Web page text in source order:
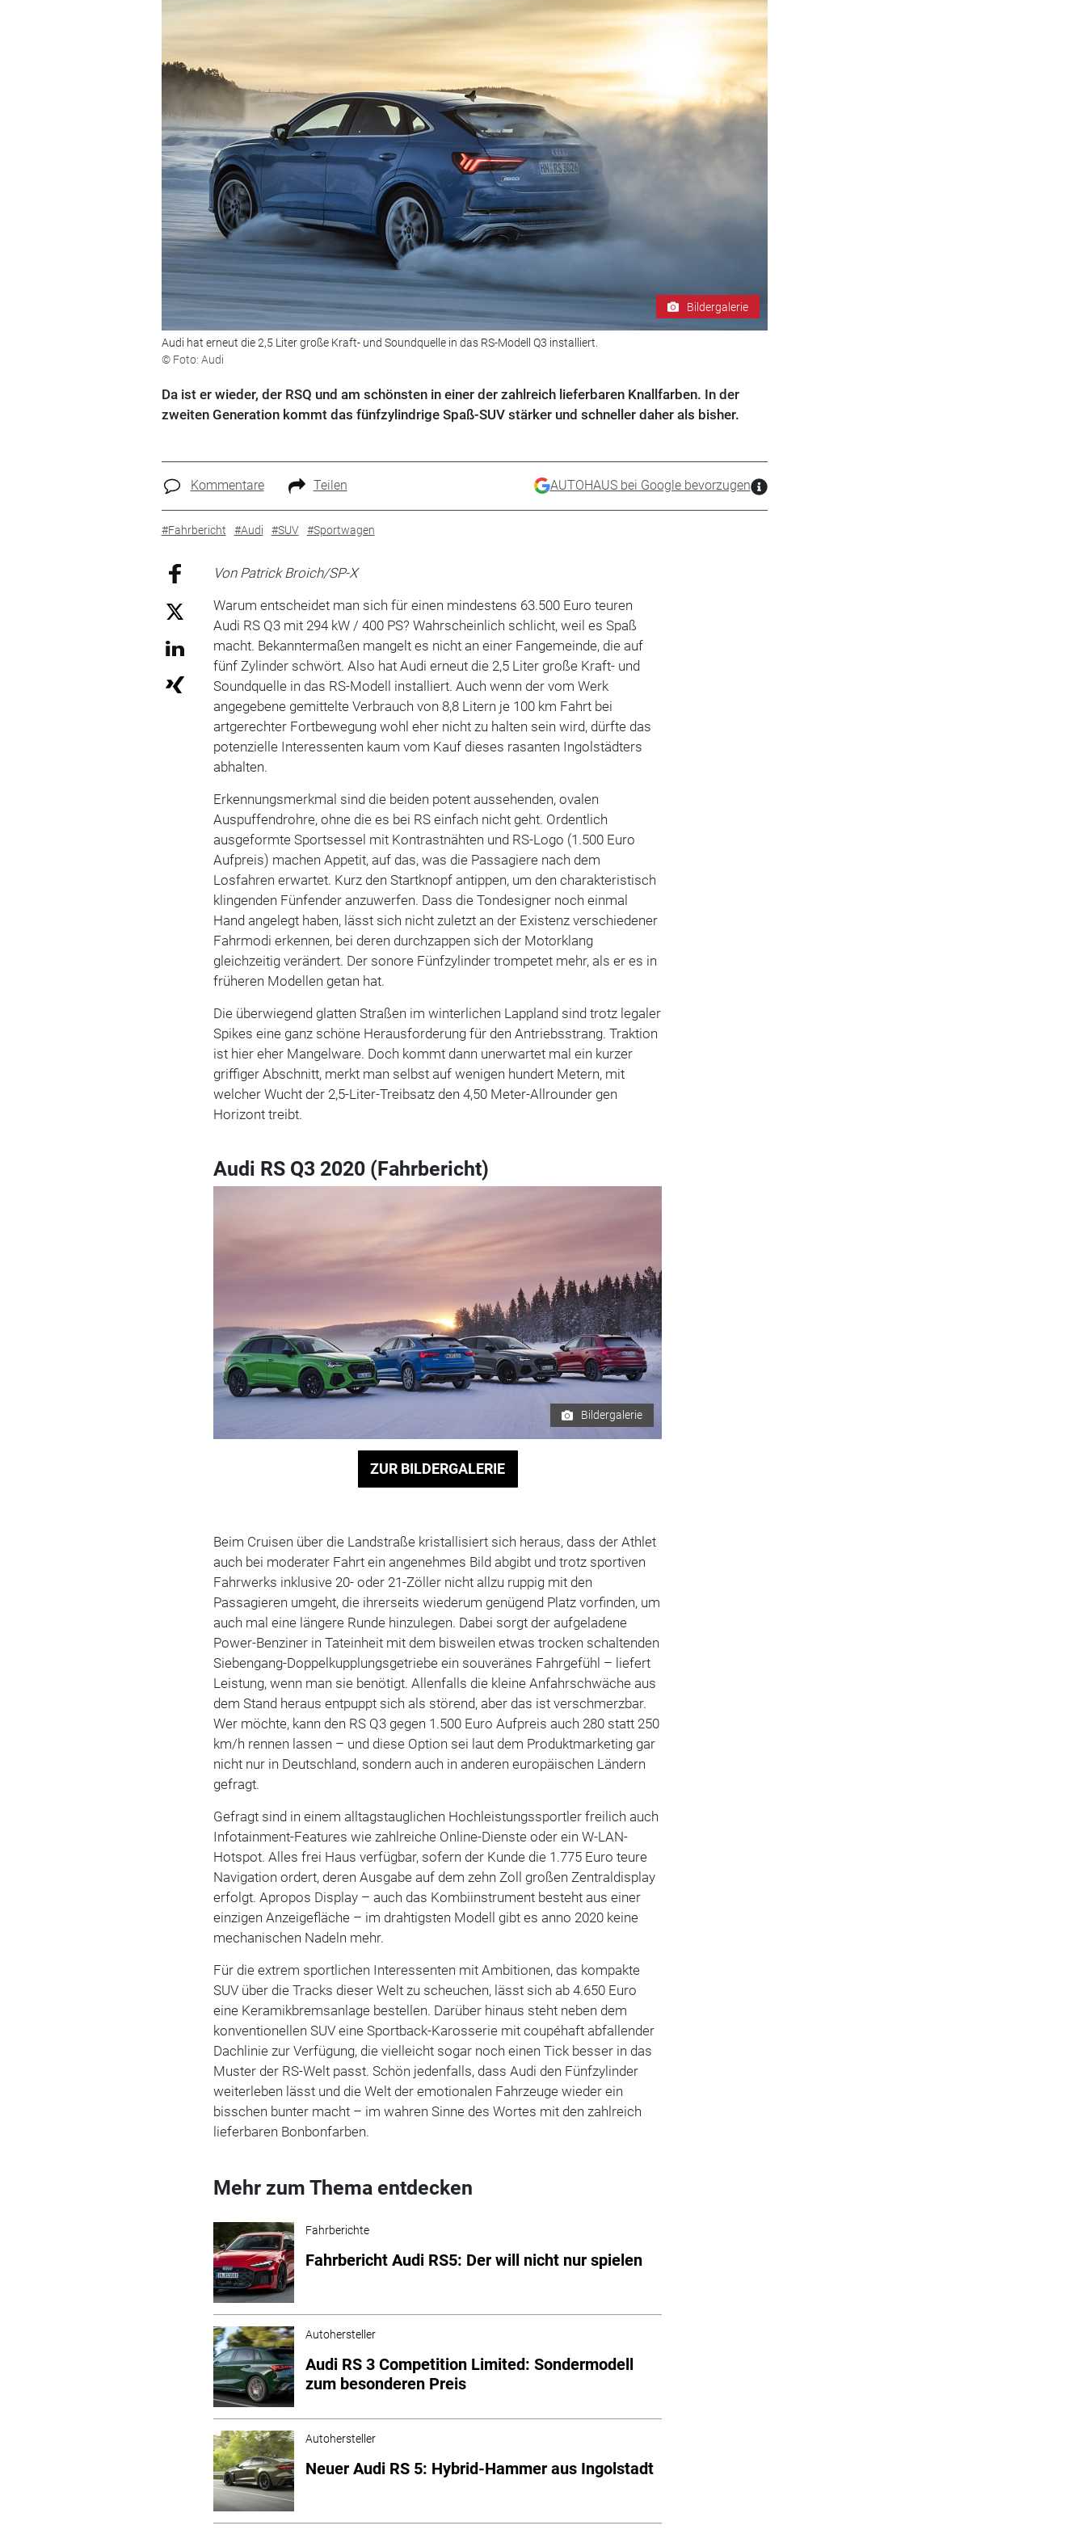
Bildergalerie
Audi hat erneut die 2,5 Liter große Kraft- und Soundquelle in das RS-Modell Q3 installiert.
© Foto: Audi
Da ist er wieder, der RSQ und am schönsten in einer der zahlreich lieferbaren Knallfarben. In der
zweiten Generation kommt das fünfzylindrige Spaß-SUV stärker und schneller daher als bisher.
Kommentare Teilen AUTOHAUS bei Google bevorzugen
#Fahrbericht #Audi #SUV #Sportwagen
Von Patrick Broich/SP-X
Warum entscheidet man sich für einen mindestens 63.500 Euro teuren
Audi RS Q3 mit 294 kW / 400 PS? Wahrscheinlich schlicht, weil es Spaß
macht. Bekanntermaßen mangelt es nicht an einer Fangemeinde, die auf
fünf Zylinder schwört. Also hat Audi erneut die 2,5 Liter große Kraft- und
Soundquelle in das RS-Modell installiert. Auch wenn der vom Werk
angegebene gemittelte Verbrauch von 8,8 Litern je 100 km Fahrt bei
artgerechter Fortbewegung wohl eher nicht zu halten sein wird, dürfte das
potenzielle Interessenten kaum vom Kauf dieses rasanten Ingolstädters
abhalten.
Erkennungsmerkmal sind die beiden potent aussehenden, ovalen
Auspuffendrohre, ohne die es bei RS einfach nicht geht. Ordentlich
ausgeformte Sportsessel mit Kontrastnähten und RS-Logo (1.500 Euro
Aufpreis) machen Appetit, auf das, was die Passagiere nach dem
Losfahren erwartet. Kurz den Startknopf antippen, um den charakteristisch
klingenden Fünfender anzuwerfen. Dass die Tondesigner noch einmal
Hand angelegt haben, lässt sich nicht zuletzt an der Existenz verschiedener
Fahrmodi erkennen, bei deren durchzappen sich der Motorklang
gleichzeitig verändert. Der sonore Fünfzylinder trompetet mehr, als er es in
früheren Modellen getan hat.
Die überwiegend glatten Straßen im winterlichen Lappland sind trotz legaler
Spikes eine ganz schöne Herausforderung für den Antriebsstrang. Traktion
ist hier eher Mangelware. Doch kommt dann unerwartet mal ein kurzer
griffiger Abschnitt, merkt man selbst auf wenigen hundert Metern, mit
welcher Wucht der 2,5-Liter-Treibsatz den 4,50 Meter-Allrounder gen
Horizont treibt.
Audi RS Q3 2020 (Fahrbericht)
Bildergalerie
ZUR BILDERGALERIE
Beim Cruisen über die Landstraße kristallisiert sich heraus, dass der Athlet
auch bei moderater Fahrt ein angenehmes Bild abgibt und trotz sportiven
Fahrwerks inklusive 20- oder 21-Zöller nicht allzu ruppig mit den
Passagieren umgeht, die ihrerseits wiederum genügend Platz vorfinden, um
auch mal eine längere Runde hinzulegen. Dabei sorgt der aufgeladene
Power-Benziner in Tateinheit mit dem bisweilen etwas trocken schaltenden
Siebengang-Doppelkupplungsgetriebe ein souveränes Fahrgefühl – liefert
Leistung, wenn man sie benötigt. Allenfalls die kleine Anfahrschwäche aus
dem Stand heraus entpuppt sich als störend, aber das ist verschmerzbar.
Wer möchte, kann den RS Q3 gegen 1.500 Euro Aufpreis auch 280 statt 250
km/h rennen lassen – und diese Option sei laut dem Produktmarketing gar
nicht nur in Deutschland, sondern auch in anderen europäischen Ländern
gefragt.
Gefragt sind in einem alltagstauglichen Hochleistungssportler freilich auch
Infotainment-Features wie zahlreiche Online-Dienste oder ein W-LAN-
Hotspot. Alles frei Haus verfügbar, sofern der Kunde die 1.775 Euro teure
Navigation ordert, deren Ausgabe auf dem zehn Zoll großen Zentraldisplay
erfolgt. Apropos Display – auch das Kombiinstrument besteht aus einer
einzigen Anzeigefläche – im drahtigsten Modell gibt es anno 2020 keine
mechanischen Nadeln mehr.
Für die extrem sportlichen Interessenten mit Ambitionen, das kompakte
SUV über die Tracks dieser Welt zu scheuchen, lässt sich ab 4.650 Euro
eine Keramikbremsanlage bestellen. Darüber hinaus steht neben dem
konventionellen SUV eine Sportback-Karosserie mit coupéhaft abfallender
Dachlinie zur Verfügung, die vielleicht sogar noch einen Tick besser in das
Muster der RS-Welt passt. Schön jedenfalls, dass Audi den Fünfzylinder
weiterleben lässt und die Welt der emotionalen Fahrzeuge wieder ein
bisschen bunter macht – im wahren Sinne des Wortes mit den zahlreich
lieferbaren Bonbonfarben.
Mehr zum Thema entdecken
Fahrberichte
Fahrbericht Audi RS5: Der will nicht nur spielen
Autohersteller
Audi RS 3 Competition Limited: Sondermodell
zum besonderen Preis
Autohersteller
Neuer Audi RS 5: Hybrid-Hammer aus Ingolstadt